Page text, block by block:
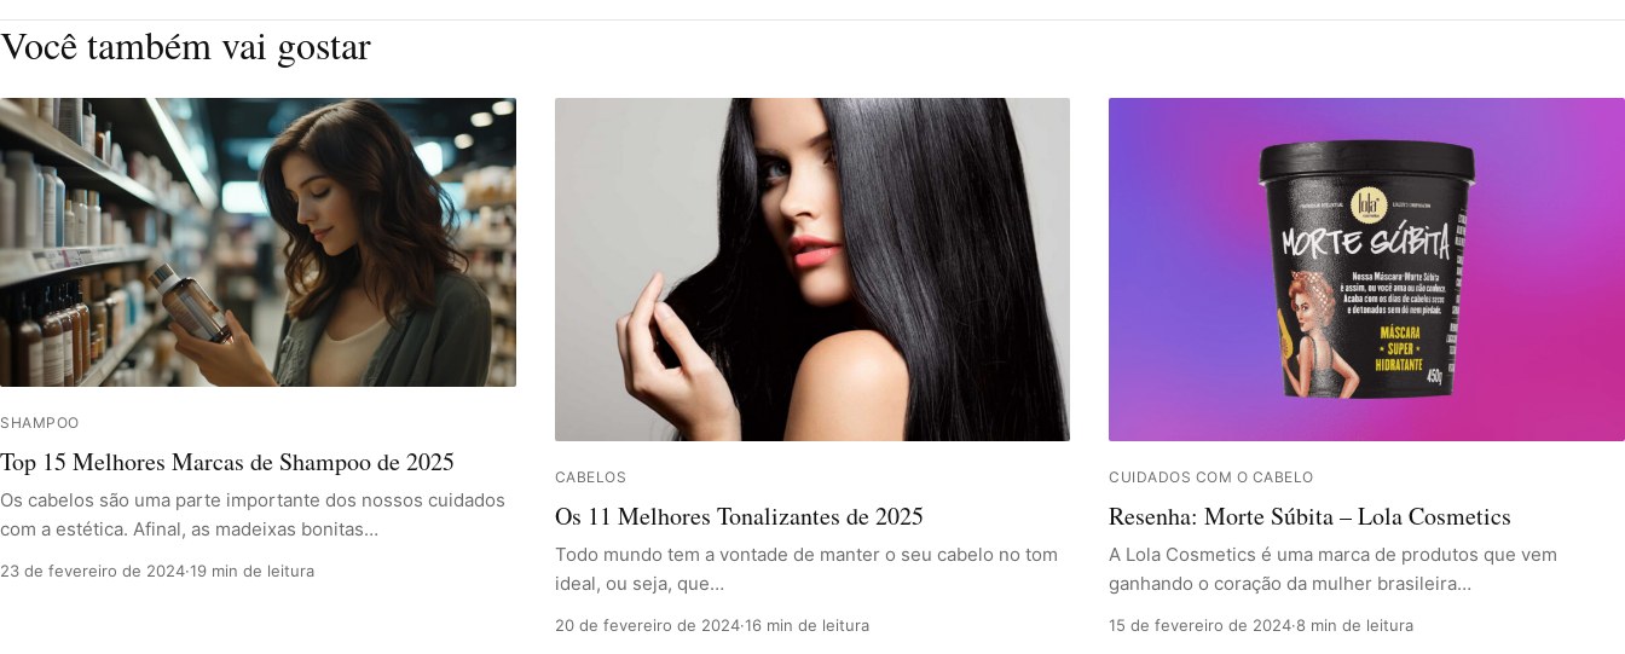
Você também vai gostar
SHAMPOO
Top 15 Melhores Marcas de Shampoo de 2025
Os cabelos são uma parte importante dos nossos cuidados
com a estética. Afinal, as madeixas bonitas…
23 de fevereiro de 2024·19 min de leitura
CABELOS
Os 11 Melhores Tonalizantes de 2025
Todo mundo tem a vontade de manter o seu cabelo no tom
ideal, ou seja, que…
20 de fevereiro de 2024·16 min de leitura
CUIDADOS COM O CABELO
Resenha: Morte Súbita – Lola Cosmetics
A Lola Cosmetics é uma marca de produtos que vem
ganhando o coração da mulher brasileira…
15 de fevereiro de 2024·8 min de leitura